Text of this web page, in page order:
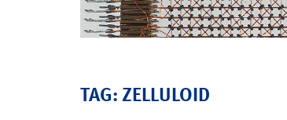
TAG: ZELLULOID